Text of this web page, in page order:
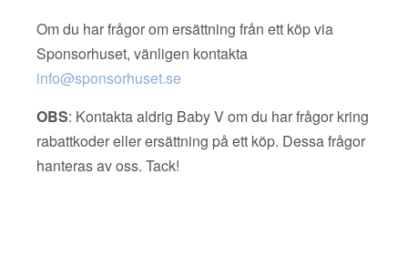
Om du har frågor om ersättning från ett köp via
Sponsorhuset, vänligen kontakta
info@sponsorhuset.se
OBS: Kontakta aldrig Baby V om du har frågor kring
rabattkoder eller ersättning på ett köp. Dessa frågor
hanteras av oss. Tack!